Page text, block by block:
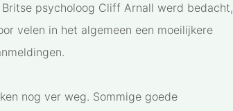
psycholoog Cliff Arnall werd bedacht,
velen in het algemeen een moeilijkere
nog ver weg. Sommige goede